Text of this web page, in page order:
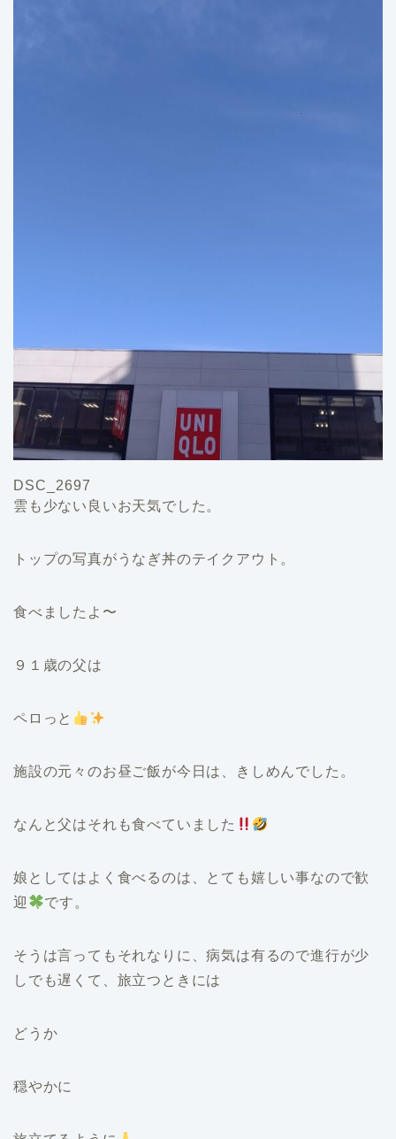
DSC_2697
雲も少ない良いお天気でした。
トップの写真がうなぎ丼のテイクアウト。
食べましたよ〜
９１歳の父は
ペロっと
施設の元々のお昼ご飯が今日は、きしめんでした。
なんと父はそれも食べていました
娘としてはよく食べるのは、とても嬉しい事なので歓
迎
です。
そうは言ってもそれなりに、病気は有るので進行が少
しでも遅くて、旅立つときには
どうか
穏やかに